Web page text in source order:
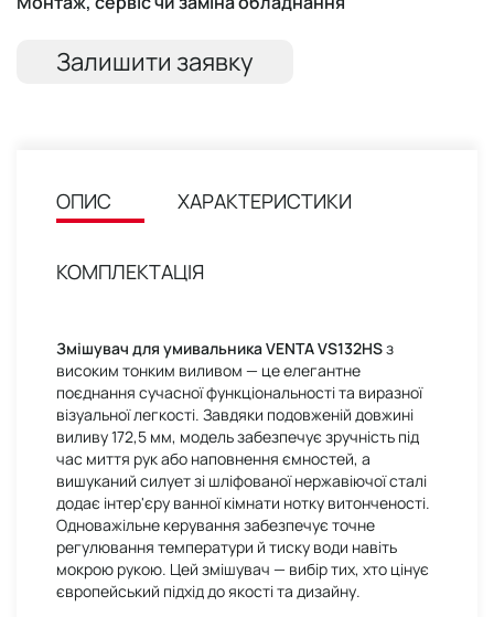
Залишити заявку
ОПИС ХАРАКТЕРИСТИКИ
КОМПЛЕКТАЦІЯ
Змішувач для умивальника VENTA VS132HSз
високим тонким виливом — це елегантне
поєднання сучасної функціональності та виразної
візуальної легкості. Завдяки подовженій довжині
виливу 172,5 мм, модель забезпечує зручність під
час миття рук або наповнення ємностей, а
вишуканий силует зі шліфованої нержавіючої сталі
додає інтер'єру ванної кімнати нотку витонченості.
Одноважільне керування забезпечує точне
регулювання температури й тиску води навіть
мокрою рукою. Цей змішувач — вибір тих, хто цінує
європейський підхід до якості та дизайну.